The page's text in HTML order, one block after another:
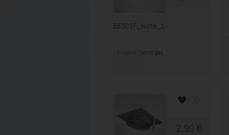
BES03F_Note_1-
Sonstiges
2,90 €